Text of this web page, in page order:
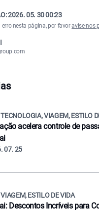
2026. 05. 30 00:23
erro nesta página, por favoravise-nos
TECNOLOGIA, VIAGEM, ESTILO
acelera controle de
07. 25
VIAGEM, ESTILO DE VIDA
Descontos Incríveis para